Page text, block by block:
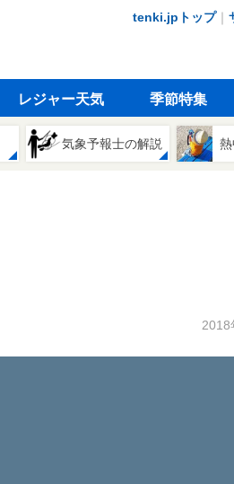
tenki.jpトップ｜
レジャー天気 季節特集
気象予報士の解説
2018